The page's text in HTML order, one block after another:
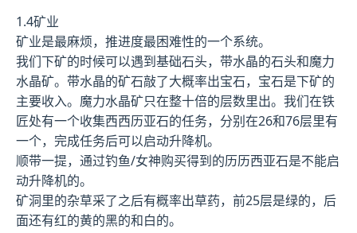
1.4矿业
矿业是最麻烦，推进度最困难性的一个系统。
我们下矿的时候可以遇到基础石头，带水晶的石头和魔力
水晶矿。带水晶的矿石敲了大概率出宝石，宝石是下矿的
主要收入。魔力水晶矿只在整十倍的层数里出。我们在铁
匠处有一个收集西西历亚石的任务，分别在26和76层里有
一个，完成任务后可以启动升降机。
顺带一提，通过钓鱼/女神购买得到的历历西亚石是不能启
动升降机的。
矿洞里的杂草采了之后有概率出草药，前25层是绿的，后
面还有红的黄的黑的和白的。